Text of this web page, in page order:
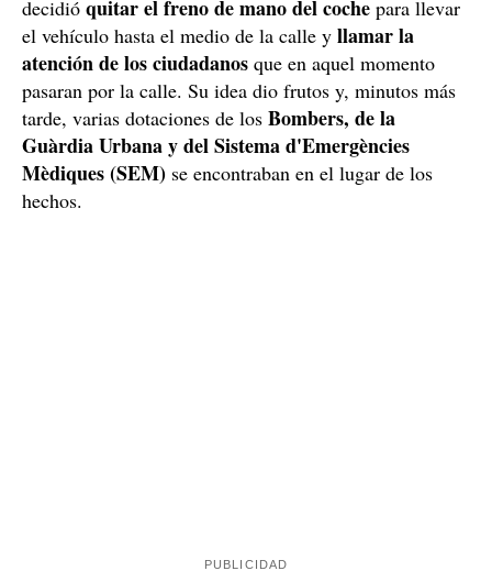
decidió quitar el freno de mano del coche para llevar
el vehículo hasta el medio de la calle y llamar la
atención de los ciudadanos que en aquel momento
pasaran por la calle. Su idea dio frutos y, minutos más
tarde, varias dotaciones de los Bombers, de la
Guàrdia Urbana y del Sistema d'Emergències
Mèdiques (SEM) se encontraban en el lugar de los
hechos.